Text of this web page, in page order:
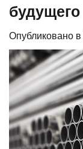
будущего
Опубликовано в